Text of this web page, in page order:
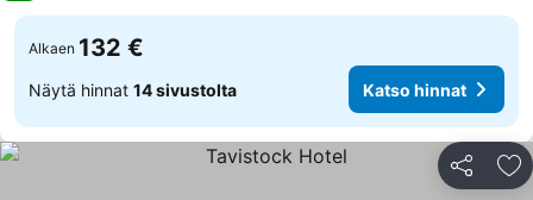
Alkaen 132 €
Näytä hinnat 14 sivustolta Katso hinnat
Jaa